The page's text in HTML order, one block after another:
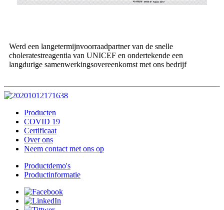
Werd een langetermijnvoorraadpartner van de snelle
choleratestreagentia van UNICEF en ondertekende een
langdurige samenwerkingsovereenkomst met ons bedrijf
Producten
COVID 19
Certificaat
Over ons
Neem contact met ons op
Productdemo's
Productinformatie